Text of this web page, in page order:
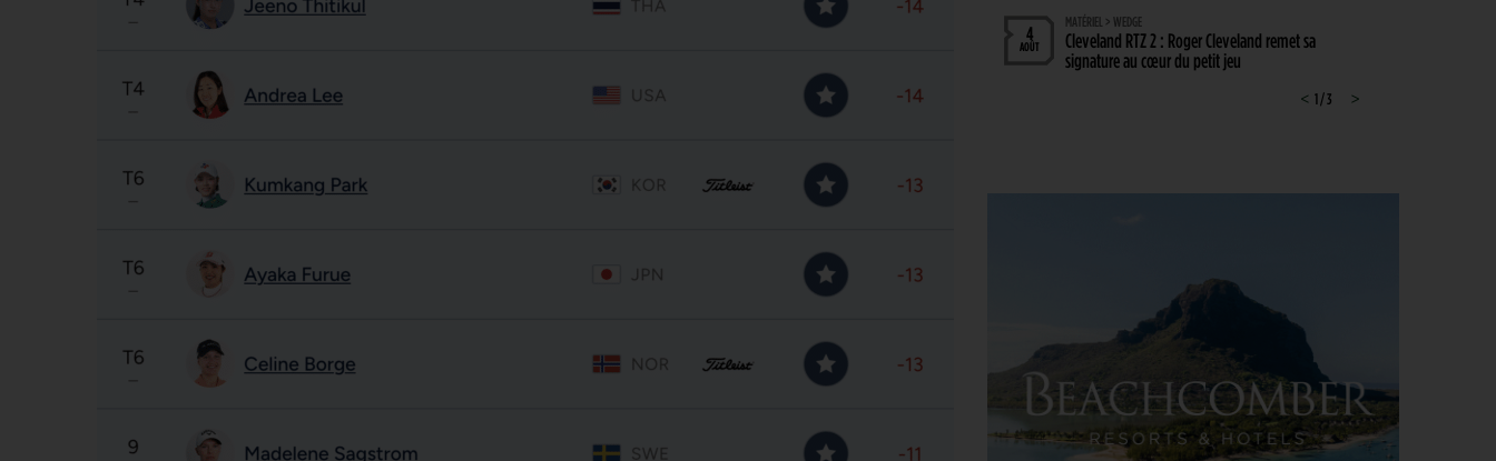
4
AOÛT
MATÉRIEL > WEDGE
Cleveland RTZ 2 : Roger Cleveland remet sa
signature au cœur du petit jeu
Team Europe : Comment se qualifier pour la
SAVOIR VIVRE > LA COMPLAINTE DU GOLFEUR
Etiquette : ne cherchez pas d’excuse, tout le monde
s’en fiche !
AOÛT
Solheim Cup 2026 : ces cinq joueuses qui restent à
quai malgré leur candidature
SOLHEIM CUP 2026 > QUALIFIÉES !
< >
1 / 3